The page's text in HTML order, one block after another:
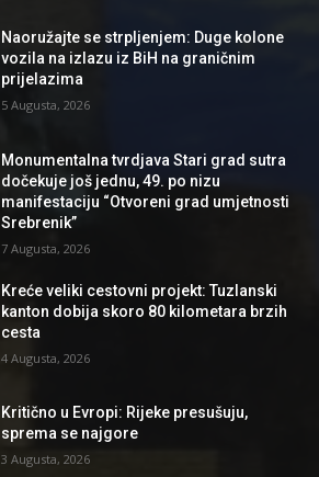
Naoružajte se strpljenjem: Duge kolone
vozila na izlazu iz BiH na graničnim
prijelazima
5 Augusta, 2026
Monumentalna tvrdjava Stari grad sutra
dočekuje još jednu, 49. po nizu
manifestaciju “Otvoreni grad umjetnosti
Srebrenik”
7 Augusta, 2026
Kreće veliki cestovni projekt: Tuzlanski
kanton dobija skoro 80 kilometara brzih
cesta
4 Augusta, 2026
Kritično u Evropi: Rijeke presušuju,
sprema se najgore
3 Augusta, 2026